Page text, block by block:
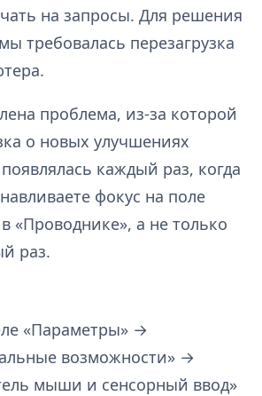
на запросы. Для решения
требовалась перезагрузка
проблема, из-за которой
о новых улучшениях
каждый раз, когда
фокус на поле
«Проводнике», а не только
раз.
«Параметры» →
возможности» →
мыши и сенсорный ввод»